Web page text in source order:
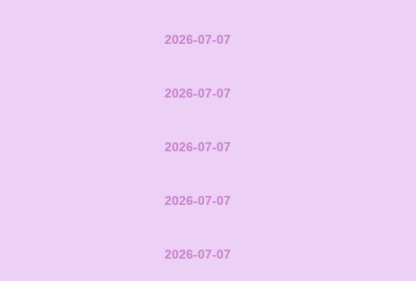
2026-07-07
2026-07-07
2026-07-07
2026-07-07
2026-07-07